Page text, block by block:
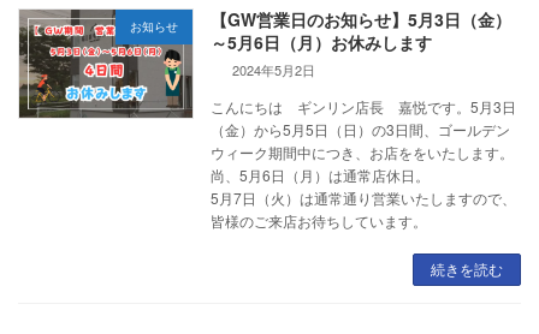
お知らせ
【GW営業日のお知らせ】5月3日（金）
～5月6日（月）お休みします
2024年5月2日
こんにちは ギンリン店長 嘉悦です。5月3日
（金）から5月5日（日）の3日間、ゴールデン
ウィーク期間中につき、お店ををいたします。
尚、5月6日（月）は通常店休日。
5月7日（火）は通常通り営業いたしますので、
皆様のご来店お待ちしています。
続きを読む